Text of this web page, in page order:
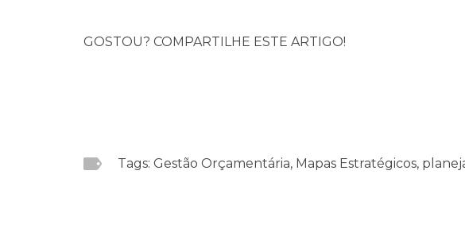
GOSTOU? COMPARTILHE ESTE ARTIGO!
Tags: Gestão Orçamentária, Mapas Estratégicos,